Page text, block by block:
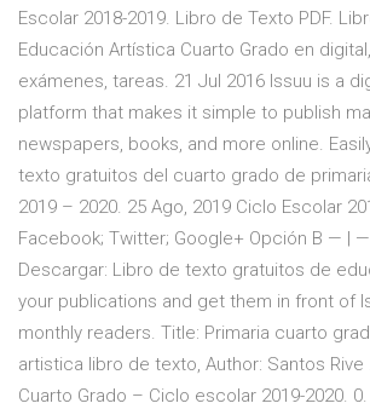
Escolar 2018-2019. Libro de Texto PDF.
Educación Artística Cuarto Grado en
exámenes, tareas. 21 Jul 2016 Issuu is a
platform that makes it simple to publish
newspapers, books, and more online.
texto gratuitos del cuarto grado de
2019 – 2020. 25 Ago, 2019 Ciclo Escolar
Facebook; Twitter; Google+ Opción B — |
Descargar: Libro de texto gratuitos de
your publications and get them in front of
monthly readers. Title: Primaria cuarto
artistica libro de texto, Author: Santos
Cuarto Grado – Ciclo escolar 2019-2020.